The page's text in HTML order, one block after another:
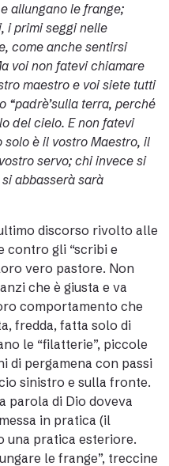
allungano le frange;
i primi seggi nelle
come anche sentirsi
voi non fatevi chiamare
maestro e voi siete tutti
“padrè’sulla terra, perché
del cielo. E non fatevi
solo è il vostro Maestro, il
servo; chi invece si
abbasserà sarà
discorso rivolto alle
contro gli “scribi e
vero pastore. Non
che è giusta e va
comportamento che
fredda, fatta solo di
le “filatterie”, piccole
di pergamena con passi
sinistro e sulla fronte.
parola di Dio doveva
in pratica (il
una pratica esteriore.
le frange”, treccine